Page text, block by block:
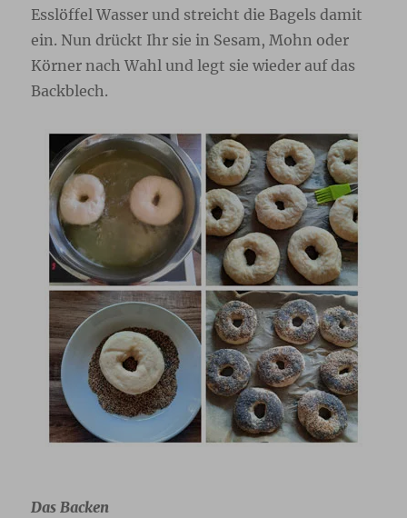
Esslöffel Wasser und streicht die Bagels damit
ein. Nun drückt Ihr sie in Sesam, Mohn oder
Körner nach Wahl und legt sie wieder auf das
Backblech.
Das Backen